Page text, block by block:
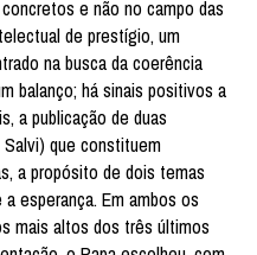
e não no campo das
de prestígio, um
na busca da coerência
balanço; há sinais positivos a
a publicação de duas
que constituem
a propósito de dois temas
esperança. Em ambos os
mais altos dos três últimos